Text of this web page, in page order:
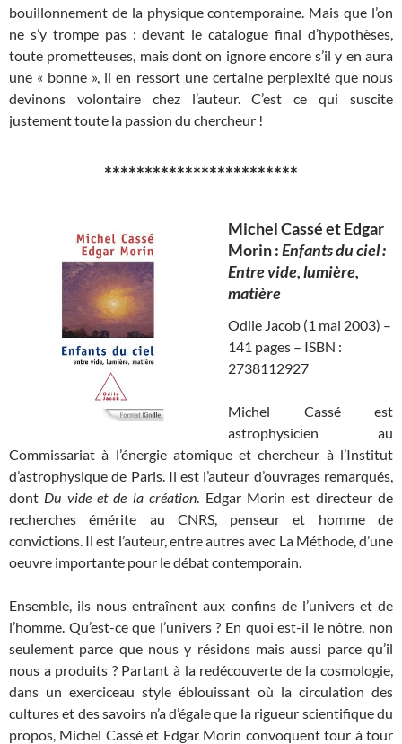
bouillonnement de la physique contemporaine. Mais que l’on
ne s’y trompe pas : devant le catalogue final d’hypothèses,
toute prometteuses, mais dont on ignore encore s’il y en aura
une « bonne », il en ressort une certaine perplexité que nous
devinons volontaire chez l’auteur. C’est ce qui suscite
justement toute la passion du chercheur !
************************
Michel Cassé et Edgar
Morin :Enfants du ciel :
Entre vide, lumière,
matière
Odile Jacob (1 mai 2003) –
141 pages – ISBN :
2738112927
Michel Cassé est
astrophysicien au
Commissariat à l’énergie atomique et chercheur à l’Institut
d’astrophysique de Paris. Il est l’auteur d’ouvrages remarqués,
dont Du vide et de la création. Edgar Morin est directeur de
recherches émérite au CNRS, penseur et homme de
convictions. Il est l’auteur, entre autres avec La Méthode, d’une
oeuvre importante pour le débat contemporain.
Ensemble, ils nous entraînent aux confins de l’univers et de
l’homme. Qu’est-ce que l’univers ? En quoi est-il le nôtre, non
seulement parce que nous y résidons mais aussi parce qu’il
nous a produits ? Partant à la redécouverte de la cosmologie,
dans un exerciceau style éblouissant où la circulation des
cultures et des savoirs n’a d’égale que la rigueur scientifique du
propos, Michel Cassé et Edgar Morin convoquent tour à tour